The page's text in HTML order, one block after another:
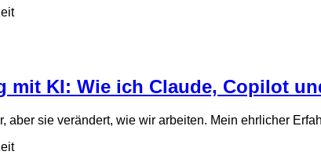
mit KI: Wie ich Claude, Copilot
aber sie verändert, wie wir arbeiten. Mein ehrlicher